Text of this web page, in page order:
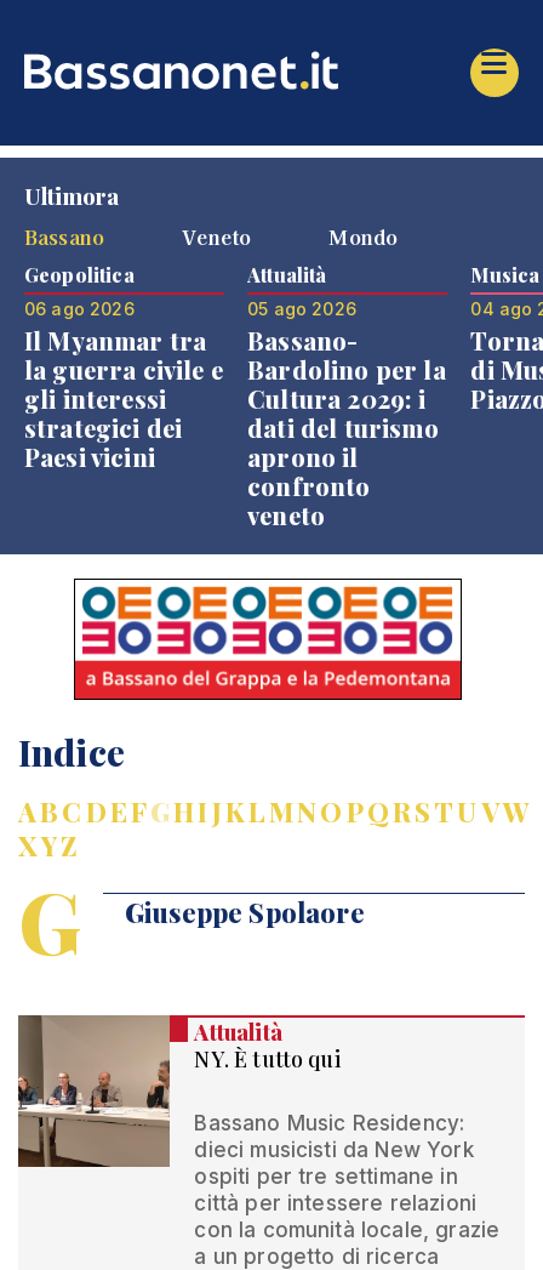
Ultimora
Bassano
Veneto Mondo
Geopolitica
06 ago 2026
Il Myanmar tra
la guerra civile e
gli interessi
strategici dei
Paesi vicini
Attualità
05 ago 2026
Bassano-
Bardolino per la
Cultura 2029: i
dati del turismo
aprono il
confronto
veneto
Musica
04 ago
di
Indice
ABCDEFGHIJKLMNOPQRSTUVW
XYZ
G Giuseppe Spolaore
Attualità
NY. È tutto qui
Bassano Music Residency:
dieci musicisti da New York
ospiti per tre settimane in
città per intessere relazioni
con la comunità locale, grazie
a un progetto di ricerca